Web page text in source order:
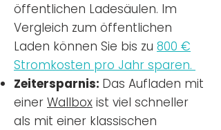
öffentlichen Ladesäulen. Im
Vergleich zum öffentlichen
Laden können Sie bis zu 800 €
Stromkosten pro Jahr sparen.
Zeitersparnis: Das Aufladen mit
einer Wallbox ist viel schneller
als mit einer klassischen